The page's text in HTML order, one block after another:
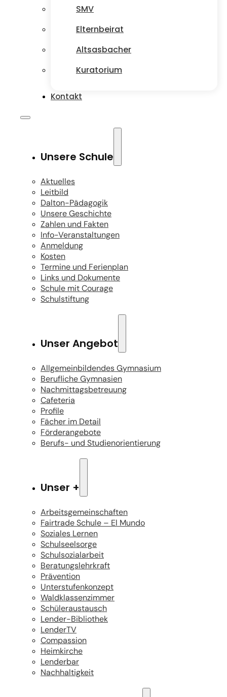
SMV
Elternbeirat
Altsasbacher
Kuratorium
Kontakt
Unsere Schule
Aktuelles
Leitbild
Dalton-Pädagogik
Unsere Geschichte
Zahlen und Fakten
Info-Veranstaltungen
Anmeldung
Kosten
Termine und Ferienplan
Links und Dokumente
Schule mit Courage
Schulstiftung
Unser Angebot
Allgemeinbildendes Gymnasium
Berufliche Gymnasien
Nachmittagsbetreuung
Cafeteria
Profile
Fächer im Detail
Förderangebote
Berufs- und Studienorientierung
Unser +
Arbeitsgemeinschaften
Fairtrade Schule – El Mundo
Soziales Lernen
Schulseelsorge
Schulsozialarbeit
Beratungslehrkraft
Prävention
Unterstufenkonzept
Waldklassenzimmer
Schüleraustausch
Lender-Bibliothek
LenderTV
Compassion
Heimkirche
Lenderbar
Nachhaltigkeit